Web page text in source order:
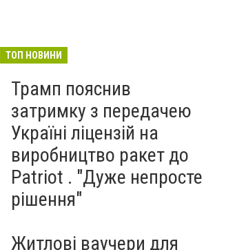
ТОП НОВИНИ
Трамп пояснив
затримку з передачею
Україні ліцензій на
виробництво ракет до
Patriot . "Дуже непросте
рішення"
Житлові ваучери для